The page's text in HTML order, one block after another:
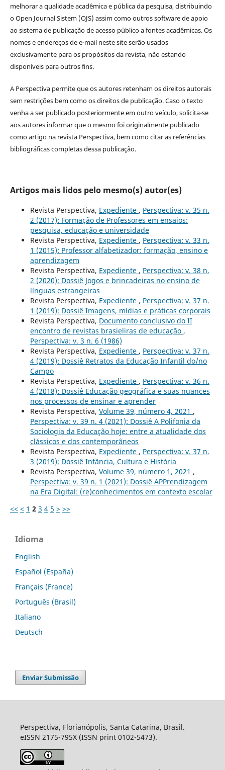
melhorar a qualidade acadêmica e pública da pesquisa, distribuindo
o Open Journal Sistem (OJS) assim como outros software de apoio
ao sistema de publicação de acesso público a fontes acadêmicas. Os
nomes e endereços de e-mail neste site serão usados
exclusivamente para os propósitos da revista, não estando
disponíveis para outros fins.
A Perspectiva permite que os autores retenham os direitos autorais
sem restrições bem como os direitos de publicação. Caso o texto
venha a ser publicado posteriormente em outro veículo, solicita-se
aos autores informar que o mesmo foi originalmente publicado
como artigo na revista Perspectiva, bem como citar as referências
bibliográficas completas dessa publicação.
Artigos mais lidos pelo mesmo(s) autor(es)
Revista Perspectiva, Expediente , Perspectiva: v. 35 n.
2 (2017): Formação de Professores em ensaios:
pesquisa, educação e universidade
Revista Perspectiva, Expediente , Perspectiva: v. 33 n.
1 (2015): Professor alfabetizador: formação, ensino e
aprendizagem
Revista Perspectiva, Expediente , Perspectiva: v. 38 n.
2 (2020): Dossiê Jogos e brincadeiras no ensino de
línguas estrangeiras
Revista Perspectiva, Expediente , Perspectiva: v. 37 n.
1 (2019): Dossiê Imagens, mídias e práticas corporais
Revista Perspectiva, Documento conclusivo do II
encontro de revistas brasieliras de educação ,
Perspectiva: v. 3 n. 6 (1986)
Revista Perspectiva, Expediente , Perspectiva: v. 37 n.
4 (2019): Dossiê Retratos da Educação Infantil do/no
Campo
Revista Perspectiva, Expediente , Perspectiva: v. 36 n.
4 (2018): Dossiê Educação geográfica e suas nuances
nos processos de ensinar e aprender
Revista Perspectiva, Volume 39, número 4, 2021 ,
Perspectiva: v. 39 n. 4 (2021): Dossiê A Polifonia da
Sociologia da Educação hoje: entre a atualidade dos
clássicos e dos contemporâneos
Revista Perspectiva, Expediente , Perspectiva: v. 37 n.
3 (2019): Dossiê Infância, Cultura e História
Revista Perspectiva, Volume 39, número 1, 2021 ,
Perspectiva: v. 39 n. 1 (2021): Dossiê APPrendizagem
na Era Digital: (re)conhecimentos em contexto escolar
<< < 1 2 3 4 5 > >>
Idioma
English
Español (España)
Français (France)
Português (Brasil)
Italiano
Deutsch
Enviar Submissão
Perspectiva, Florianópolis, Santa Catarina, Brasil.
eISSN 2175-795X (ISSN print 0102-5473).